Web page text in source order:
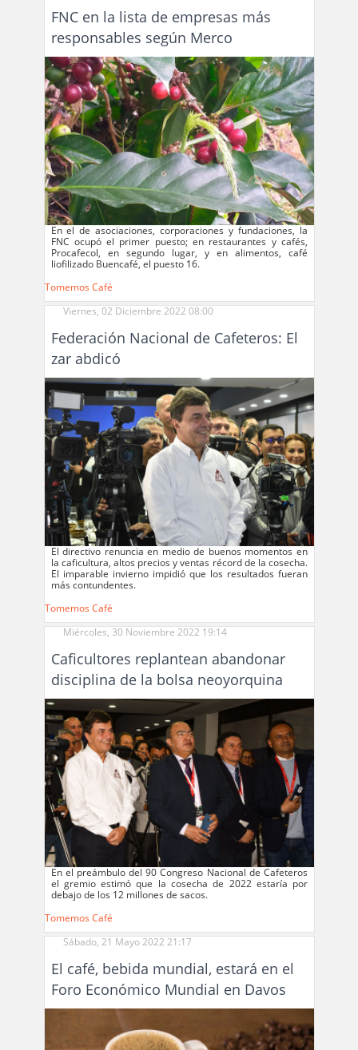
FNC en la lista de empresas más
responsables según Merco
En el de asociaciones, corporaciones y fundaciones, la
FNC ocupó el primer puesto; en restaurantes y cafés,
Procafecol, en segundo lugar, y en alimentos, café
liofilizado Buencafé, el puesto 16.
Tomemos Café
Viernes, 02 Diciembre 2022 08:00
Federación Nacional de Cafeteros: El
zar abdicó
El directivo renuncia en medio de buenos momentos en
la caficultura, altos precios y ventas récord de la cosecha.
El imparable invierno impidió que los resultados fueran
más contundentes.
Tomemos Café
Miércoles, 30 Noviembre 2022 19:14
Caficultores replantean abandonar
disciplina de la bolsa neoyorquina
En el preámbulo del 90 Congreso Nacional de Cafeteros
el gremio estimó que la cosecha de 2022 estaría por
debajo de los 12 millones de sacos.
Tomemos Café
Sábado, 21 Mayo 2022 21:17
El café, bebida mundial, estará en el
Foro Económico Mundial en Davos